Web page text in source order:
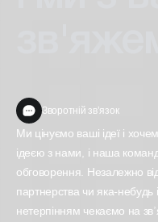
Зворотній звʼязок
Ми цінуємо ваші ідеї і
ідеєю з нами, і наша
обговорення. Незалежно
партнерства чи яка-небудь
нетерпінням чекаємо на